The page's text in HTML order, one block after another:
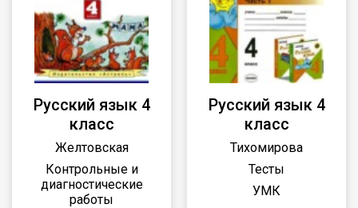
Русский язык 4
класс
Желтовская
Контрольные и
диагностические
работы
Русский язык 4
класс
Тихомирова
Тесты
УМК